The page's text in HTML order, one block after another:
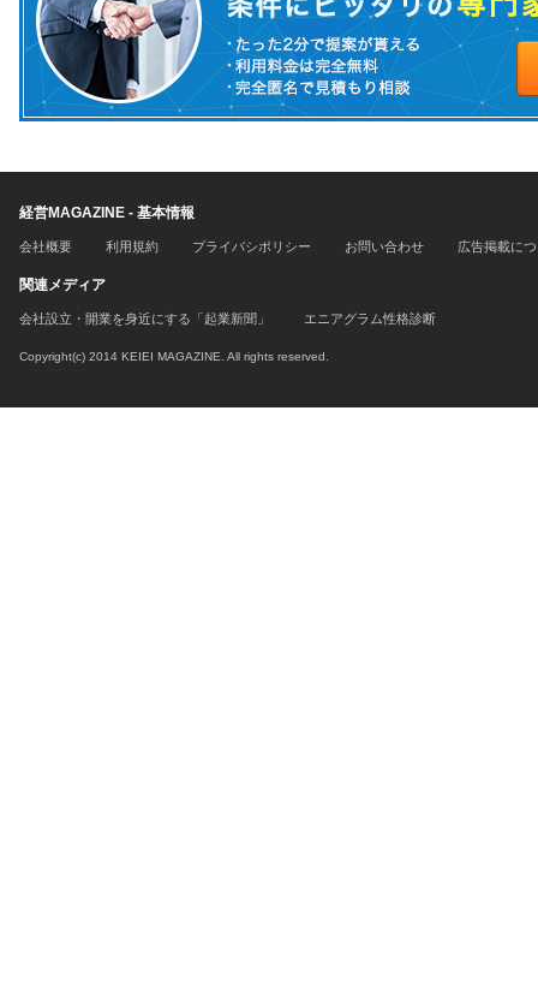
経営MAGAZINE - 基本情報
会社概要 利用規約 プライバシポリシー お問い合わせ 広告掲載に
関連メディア
会社設立・開業を身近にする「起業新聞」 エニアグラム性格診断
Copyright(c) 2014 KEIEI MAGAZINE. All rights reserved.